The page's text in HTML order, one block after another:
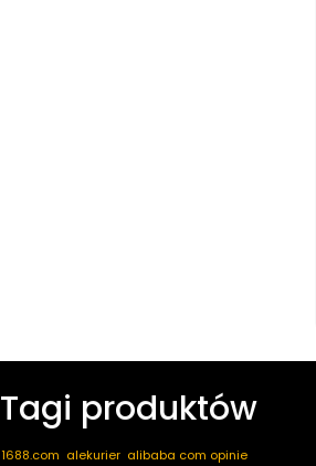
Tagi produktów
1688.com alekurier alibaba com opinie